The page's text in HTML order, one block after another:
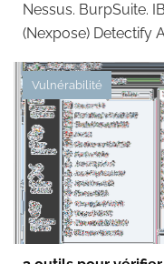
Nessus. BurpSuite.
(Nexpose) Detectify
Vulnérabilité